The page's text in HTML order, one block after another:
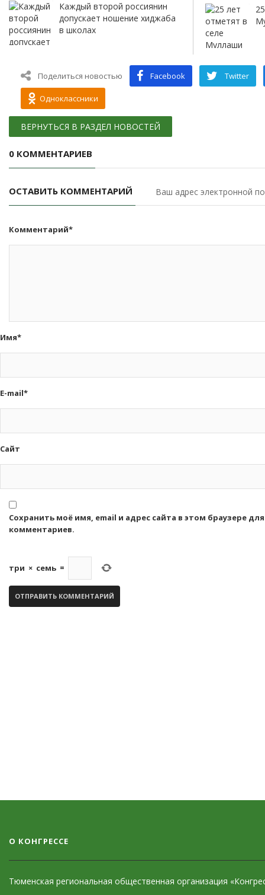
Каждый второй россиянин
допускает ношение хиджаба
в школах
Поделиться новостью Facebook Twitter
Одноклассники
ВЕРНУТЬСЯ В РАЗДЕЛ НОВОСТЕЙ
0 КОММЕНТАРИЕВ
ОСТАВИТЬ КОММЕНТАРИЙ Ваш адрес электронной
Комментарий*
Имя*
E-mail*
Сайт
Сохранить моё имя, email и адрес сайта в этом браузере
комментариев.
три × семь =
О КОНГРЕССЕ
Тюменская региональная общественная организация